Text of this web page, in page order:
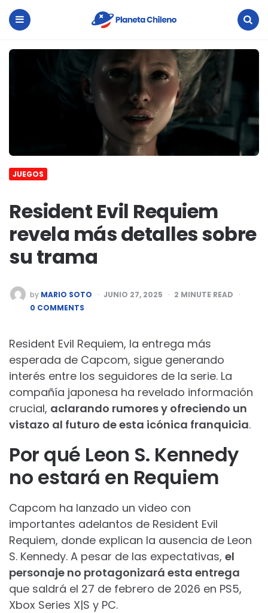
Planeta
Chileno
JUEGOS
Resident Evil Requiem
revela más detalles sobre
su trama
POSTED
BY
by MARIO SOTO JUNIO 27, 2025 2 MINUTE READ
0 COMMENTS
Resident Evil Requiem, la entrega más
esperada de Capcom, sigue generando
interés entre los seguidores de la serie. La
compañía japonesa ha revelado información
crucial, aclarando rumores y ofreciendo un
vistazo al futuro de esta icónica franquicia.
Por qué Leon S. Kennedy
no estará en Requiem
Capcom ha lanzado un video con
importantes adelantos de Resident Evil
Requiem, donde explican la ausencia de Leon
S. Kennedy. A pesar de las expectativas, el
personaje no protagonizará esta entrega
que saldrá el 27 de febrero de 2026 en PS5,
Xbox Series X|S y PC.